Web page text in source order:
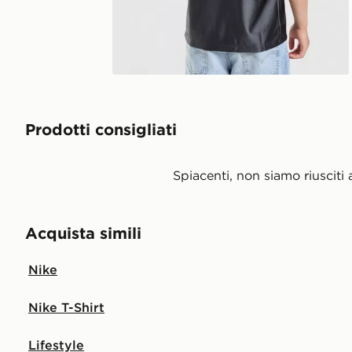
Prodotti consigliati
Spiacenti, non siamo riusciti
Acquista simili
Nike
Nike T-Shirt
Lifestyle